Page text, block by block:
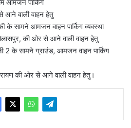
आमजन पार्किंग
आने वाली वाहन हेतु
के सामने आमजन वाहन पार्किंग व्यवस्था
की ओर से आने वाली वाहन हेतु
2 के सामने ग्राउंड, आमजन वाहन पार्किंग
की ओर से आने वाली वाहन हेतु।